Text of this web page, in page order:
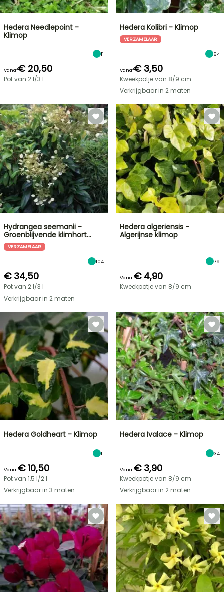
Hedera Needlepoint -
Klimop
11
Vanaf€ 20,50
Pot van 2 l/3 l
Hedera Kolibri - Klimop
VERZAMELAAR
64
Vanaf€ 3,50
Kweekpotje van 8/9 cm
Verkrijgbaar in 2 maten
Hydrangea seemanii -
Groenblijvende klimhort…
VERZAMELAAR
104
€ 34,50
Pot van 2 l/3 l
Verkrijgbaar in 2 maten
Hedera algeriensis -
Algerijnse klimop
79
Vanaf€ 4,90
Kweekpotje van 8/9 cm
Hedera Goldheart - Klimop
11
Vanaf€ 10,50
Pot van 1,5 l/2 l
Verkrijgbaar in 3 maten
Hedera Ivalace - Klimop
34
Vanaf€ 3,90
Kweekpotje van 8/9 cm
Verkrijgbaar in 2 maten